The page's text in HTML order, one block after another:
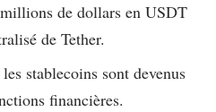
de dollars en USDT
de Tether.
stablecoins sont devenus
financières.